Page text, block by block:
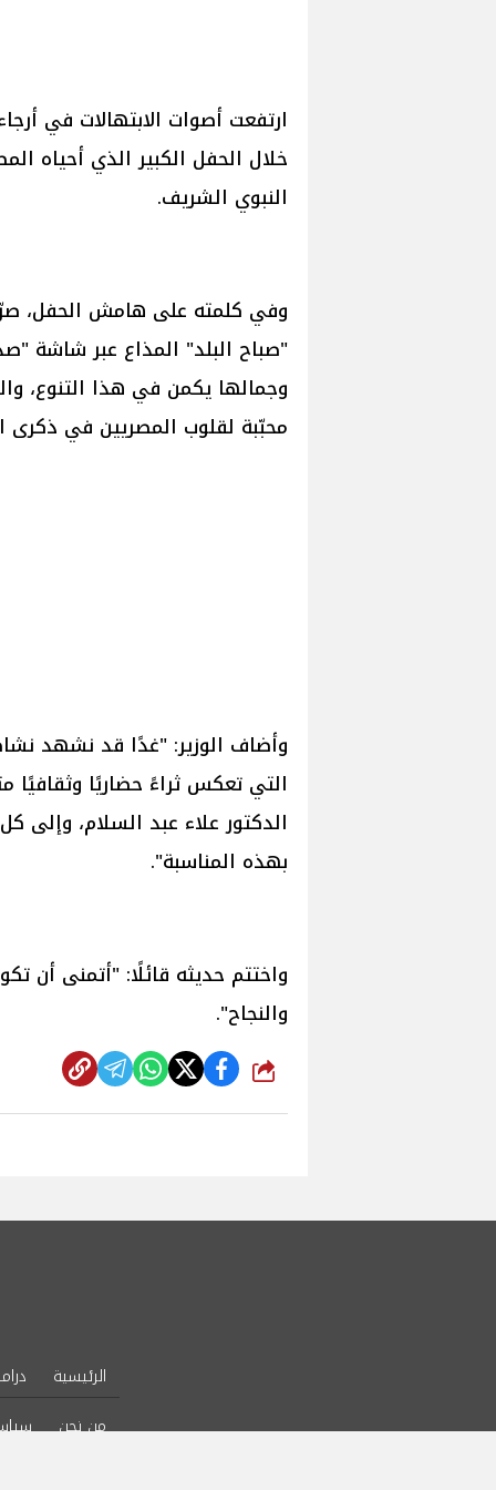
ارتفعت أصوات الابتهالات في
خلال الحفل الكبير الذي أحياه
النبوي الشريف.
وفي كلمته على هامش الحفل،
"صباح البلد" المذاع عبر شاشة
وجمالها يكمن في هذا التنوع،
محبّبة لقلوب المصريين في ذكرى
وأضاف الوزير: "غدًا قد نشهد
التي تعكس ثراءً حضاريًا وثقافيًا
الدكتور علاء عبد السلام، وإلى
بهذه المناسبة".
واختتم حديثه قائلًا: "أتمنى أن
والنجاح".
شارك
الرئيسية
من نحن